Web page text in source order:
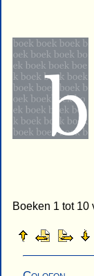
Boeken 1 tot 10